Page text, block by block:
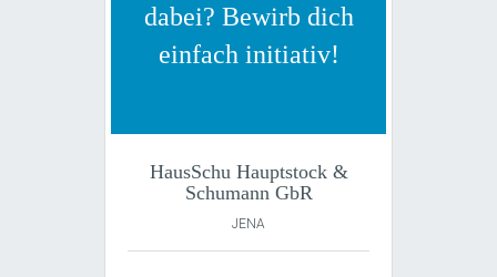
dabei? Bewirb dich
einfach initiativ!
HausSchu Hauptstock &
Schumann GbR
JENA